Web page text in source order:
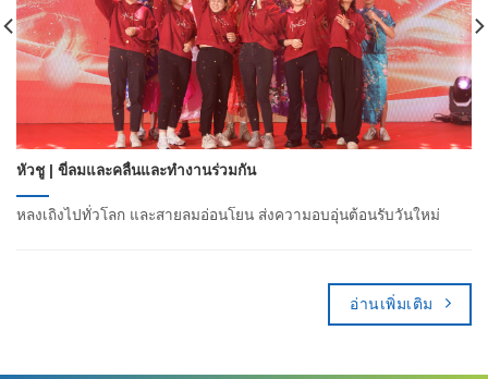
หัวชู | ขี่ลมและคลื่นและทำงานร่วมกัน
หลงเถิงไปทั่วโลก และสายลมอ่อนโยน ส่งความอบอุ่นต้อนรับวันใหม่
อ่านเพิ่มเติม